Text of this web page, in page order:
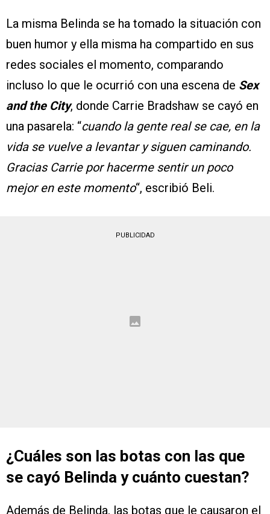
La misma Belinda se ha tomado la situación con
buen humor y ella misma ha compartido en sus
redes sociales el momento, comparando
incluso lo que le ocurrió con una escena de Sex
and the City, donde Carrie Bradshaw se cayó en
una pasarela: “cuando la gente real se cae, en la
vida se vuelve a levantar y siguen caminando.
Gracias Carrie por hacerme sentir un poco
mejor en este momento“, escribió Beli.
PUBLICIDAD
¿Cuáles son las botas con las que
se cayó Belinda y cuánto cuestan?
Además de Belinda, las botas que le causaron el